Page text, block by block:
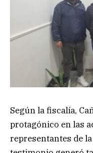
Según la fiscalía,
protagónico en las
representantes de